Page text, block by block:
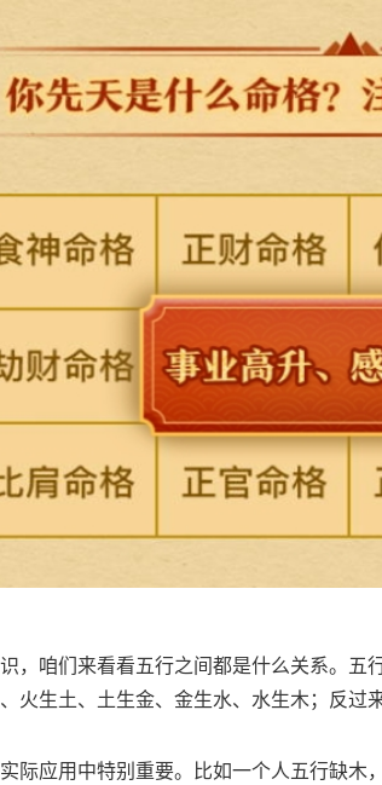
，咱们来看看五行之间都是什么关系。五
火生土、土生金、金生水、水生木；反过
际应用中特别重要。比如一个人五行缺木